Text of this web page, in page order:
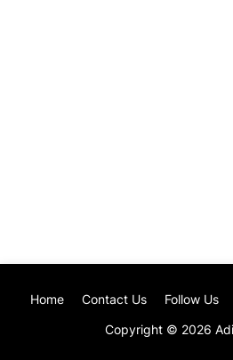
Copyright © 2026
Home Contact Us Follow Us